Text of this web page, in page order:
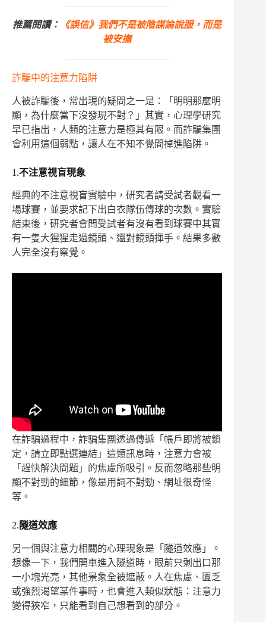
推薦閱讀：
《誤信》我們不是被陰謀論說服，而是
被安撫
詐騙中的注意力陷阱
人被詐騙後，常出現的疑問之一是：「明明那麼明
顯，為什麼當下沒發現不對？」其實，心理學研究
早已指出，人類的注意力是極其有限。而詐騙集團
會利用這個弱點，讓人在不知不覺間掉進陷阱。
1.不注意視盲現象
經典的不注意視盲實驗中，研究者請受試者觀看一
場球賽，並要求記下出白衣隊伍傳球的次數。實驗
結束後，研究者會問受試者有沒有看到球賽中其實
有一隻大猩猩走過鏡頭、還對鏡頭揮手。結果多數
人完全沒有察覺。
在詐騙過程中，詐騙集團透過傳遞「帳戶即將被鎖
定，請立即點選連結」這類訊息時，注意力會被
「趕快解決問題」的焦慮所吸引。反而忽略那些明
顯不對勁的細節，像是用詞不對勁、網址很奇怪
等。
2.隧道效應
另一個與注意力相關的心理現象是「隧道效應」。
想像一下，我們開車進入隧道時，眼前只剩出口那
一小塊光亮，其他景象全被遮蔽。人在焦慮、匱乏
或強烈渴望某件事時，也會進入類似狀態：注意力
變得狹窄，只能看到自己想看到的部分。